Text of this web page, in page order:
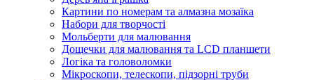
Картини по номерам та алмазна мозаїка
Набори для творчості
Мольберти для малювання
Дощечки для малювання та LCD планшети
Логіка та головоломки
Мікроскопи, телескопи, підзорні труби